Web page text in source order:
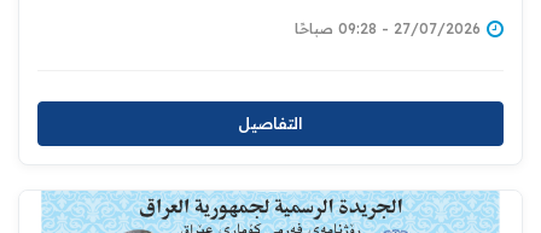
27/07/2026 - 09:28 صباحًا
التفاصيل